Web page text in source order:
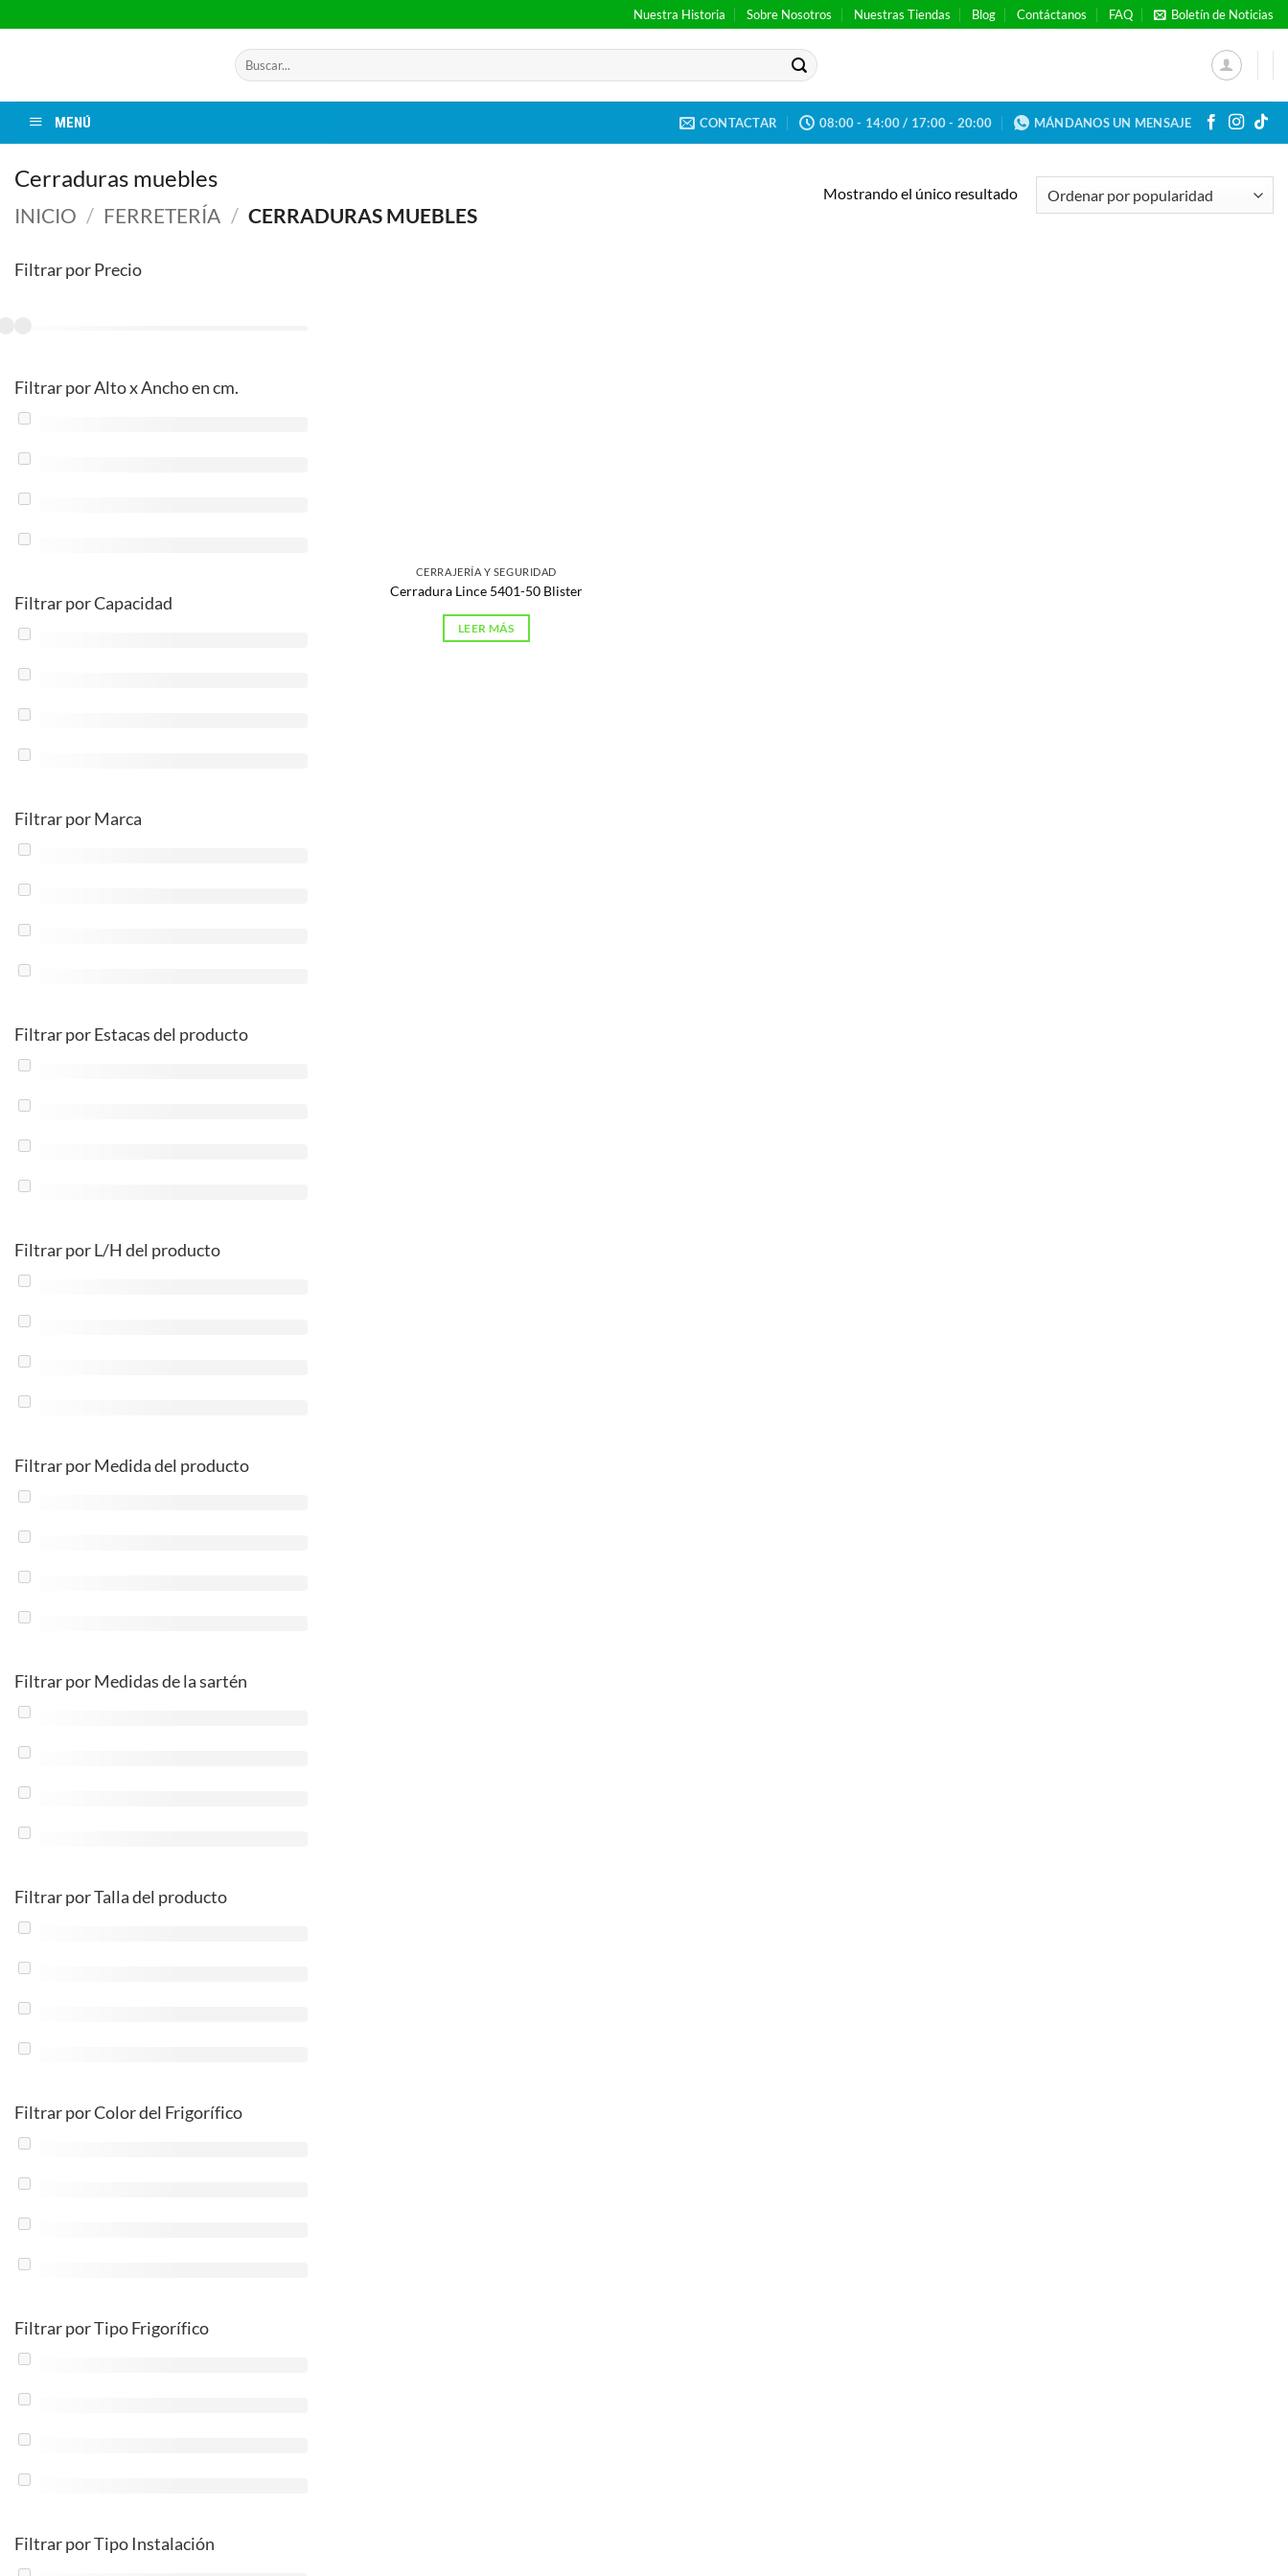
al
Nuestra Historia Sobre Nosotros Nuestras Tiendas Blog Contáctanos FAQ Boletín de Noticias
Buscar
por:
MENÚ CONTACTAR 08:00 - 14:00 / 17:00 - 20:00 MÁNDANOS UN MENSAJE
Cerraduras muebles
INICIO / FERRETERÍA / CERRADURAS MUEBLES
Mostrando el único resultado
Filtrar por Precio
Filtrar por Alto x Ancho en cm.
Filtrar por Capacidad
Filtrar por Marca
Filtrar por Estacas del producto
Filtrar por L/H del producto
Filtrar por Medida del producto
Filtrar por Medidas de la sartén
Filtrar por Talla del producto
Filtrar por Color del Frigorífico
Filtrar por Tipo Frigorífico
Filtrar por Tipo Instalación
CERRAJERÍA Y SEGURIDAD
Cerradura Lince 5401-50 Blister
LEER MÁS